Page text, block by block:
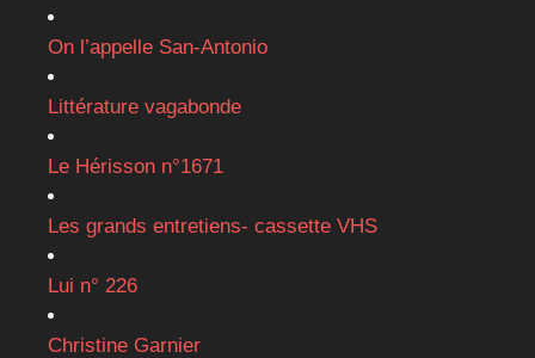
On l’appelle San-Antonio
Littérature vagabonde
Le Hérisson n°1671
Les grands entretiens- cassette VHS
Lui n° 226
Christine Garnier